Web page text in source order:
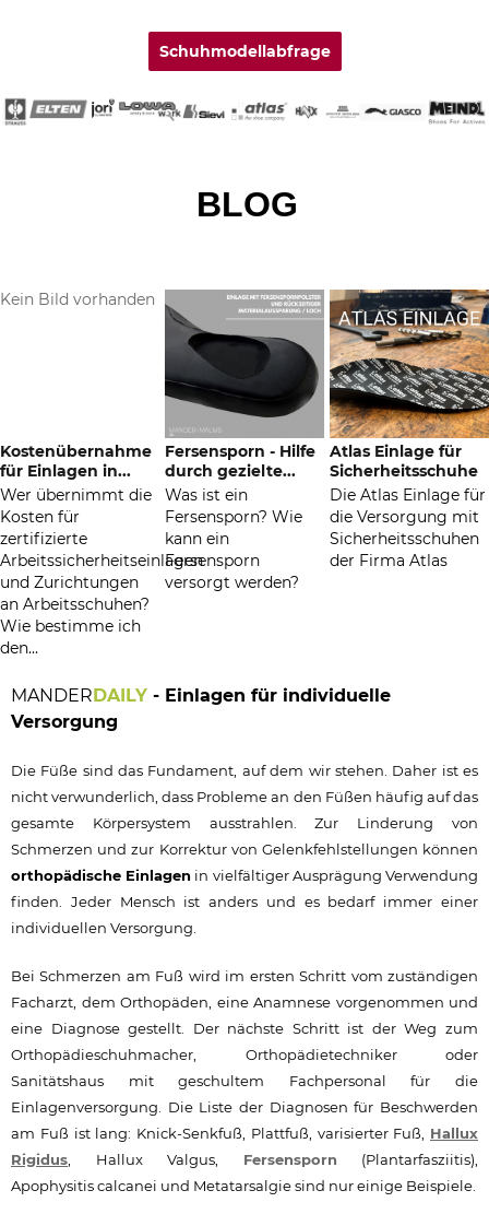
Schuhmodellabfrage
BLOG
Kein Bild vorhanden
Kostenübernahme
für Einlagen in...
Wer übernimmt die
Kosten für
zertifizierte
Arbeitssicherheitseinlagen
und Zurichtungen
an Arbeitsschuhen?
Wie bestimme ich
den...
Fersensporn - Hilfe
durch gezielte...
Was ist ein
Fersensporn? Wie
kann ein
Fersensporn
versorgt werden?
Atlas Einlage für
Sicherheitsschuhe
Die Atlas Einlage für
die Versorgung mit
Sicherheitsschuhen
der Firma Atlas
MANDERDAILY - Einlagen für individuelle
Versorgung
Die Füße sind das Fundament, auf dem wir stehen. Daher ist es
nicht verwunderlich, dass Probleme an den Füßen häufig auf das
gesamte Körpersystem ausstrahlen. Zur Linderung von
Schmerzen und zur Korrektur von Gelenkfehlstellungen können
orthopädische Einlagen in vielfältiger Ausprägung Verwendung
finden. Jeder Mensch ist anders und es bedarf immer einer
individuellen Versorgung.
Bei Schmerzen am Fuß wird im ersten Schritt vom zuständigen
Facharzt, dem Orthopäden, eine Anamnese vorgenommen und
eine Diagnose gestellt. Der nächste Schritt ist der Weg zum
Orthopädieschuhmacher, Orthopädietechniker oder
Sanitätshaus mit geschultem Fachpersonal für die
Einlagenversorgung. Die Liste der Diagnosen für Beschwerden
am Fuß ist lang: Knick-Senkfuß, Plattfuß, varisierter Fuß, Hallux
Rigidus , Hallux Valgus, Fersensporn (Plantarfasziitis),
Apophysitis calcanei und Metatarsalgie sind nur einige Beispiele.